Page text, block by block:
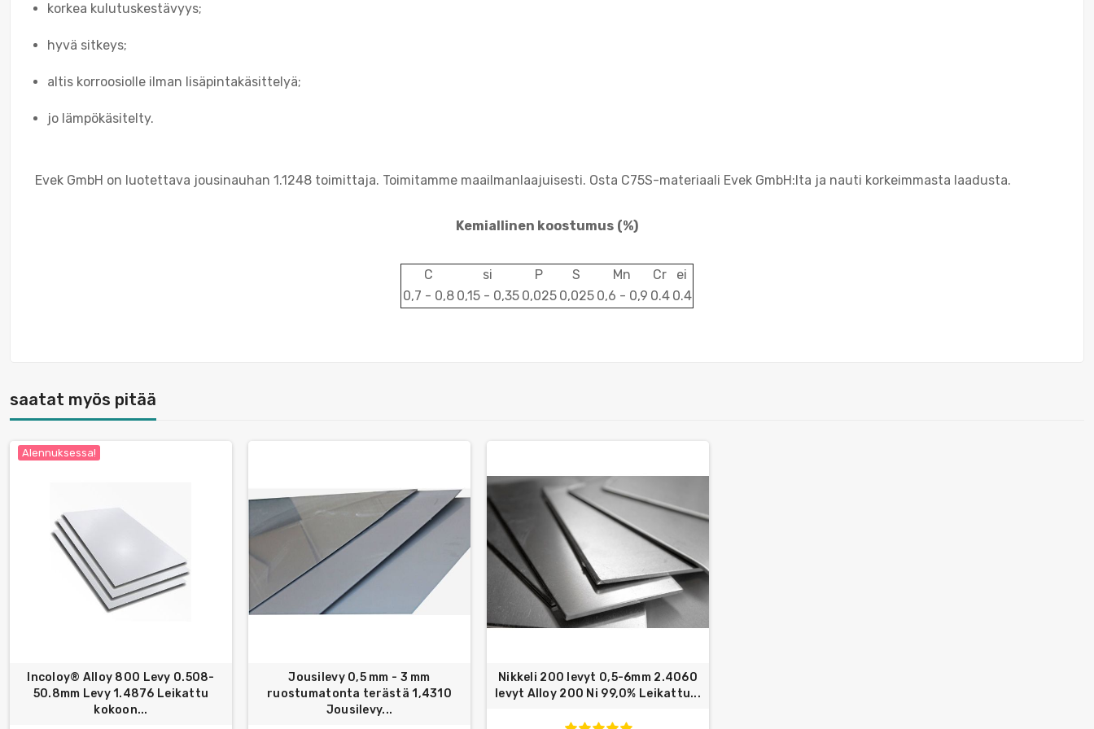
korkea kulutuskestävyys;
hyvä sitkeys;
altis korroosiolle ilman lisäpintakäsittelyä;
jo lämpökäsitelty.
Evek GmbH on luotettava jousinauhan 1.1248 toimittaja. Toimitamme maailmanlaajuisesti. Osta C75S-materiaali Evek GmbH:lta ja nauti korkeimmasta laadusta.
Kemiallinen koostumus (%)
C si P S Mn Cr
ei
0,7 - 0,8 0,15 - 0,35 0,025 0,025 0,6 - 0,9 0.4 0.4
saatat myös pitää
Alennuksessa!
Incoloy® Alloy 800 Levy 0.508-
50.8mm Levy 1.4876 Leikattu
kokoon...
Jousilevy 0,5 mm - 3 mm
ruostumatonta terästä 1,4310
Jousilevy...
Nikkeli 200 levyt 0,5-6mm 2.4060
levyt Alloy 200 Ni 99,0% Leikattu...